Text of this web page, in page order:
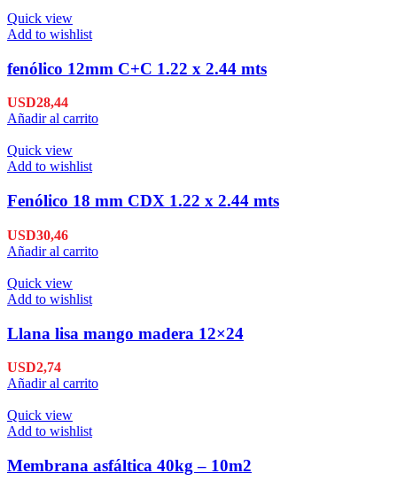
Quick view
Add to wishlist
fenólico 12mm C+C 1.22 x 2.44 mts
USD28,44
Añadir al carrito
Quick view
Add to wishlist
Fenólico 18 mm CDX 1.22 x 2.44 mts
USD30,46
Añadir al carrito
Quick view
Add to wishlist
Llana lisa mango madera 12×24
USD2,74
Añadir al carrito
Quick view
Add to wishlist
Membrana asfáltica 40kg – 10m2